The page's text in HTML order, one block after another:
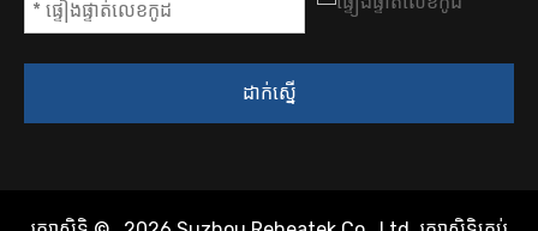
ដាក់ស្នើ